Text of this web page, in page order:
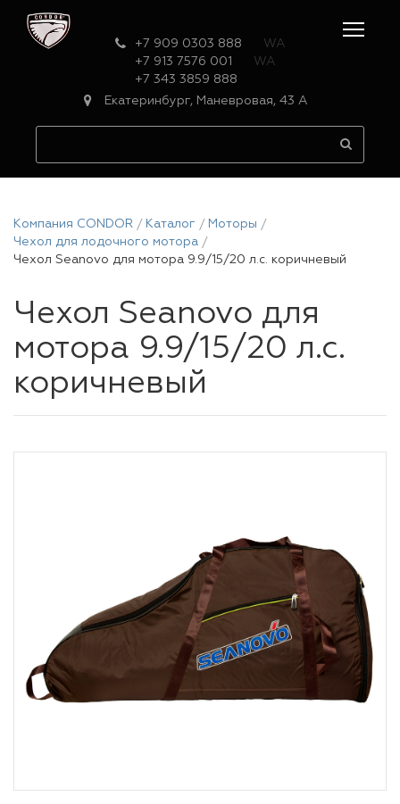
+7 909 0303 888
WA
+7 913 7576 001
WA
+7 343 3859 888
Екатеринбург, Маневровая, 43 А
Компания CONDOR Каталог
Моторы
Чехол для лодочного мотора
Чехол Seanovo для мотора 9.9/15/20 л.с. коричневый
Чехол Seanovo для
мотора 9.9/15/20 л.с.
коричневый